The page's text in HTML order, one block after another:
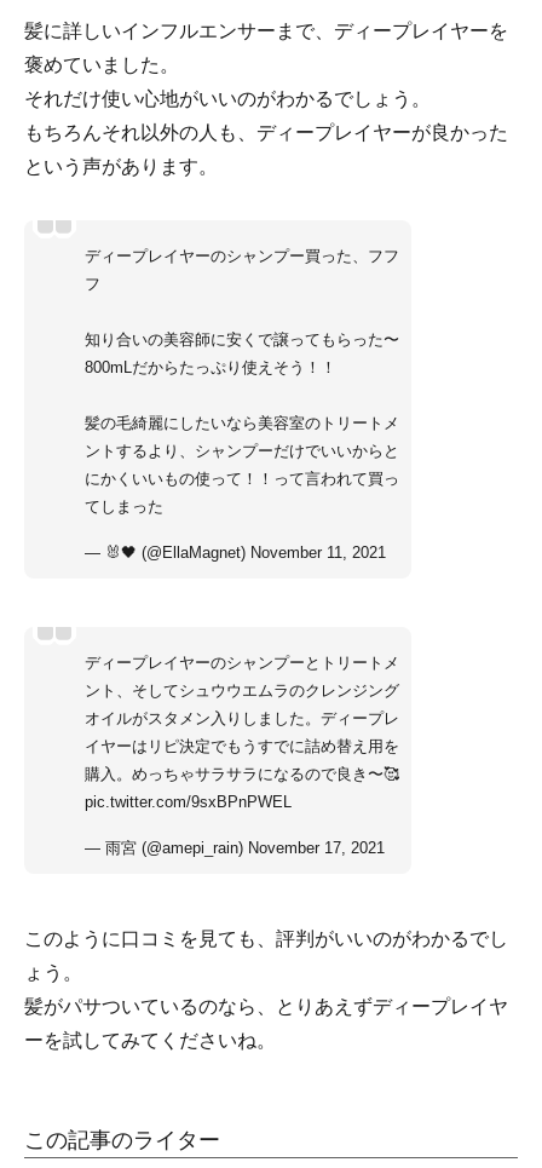
髪に詳しいインフルエンサーまで、ディープレイヤーを
褒めていました。
それだけ使い心地がいいのがわかるでしょう。
もちろんそれ以外の人も、ディープレイヤーが良かった
という声があります。
ディープレイヤーのシャンプー買った、フフ
フ
知り合いの美容師に安くで譲ってもらった〜
800mLだからたっぷり使えそう！！
髪の毛綺麗にしたいなら美容室のトリートメ
ントするより、シャンプーだけでいいからと
にかくいいもの使って！！って言われて買っ
てしまった
— 🐰🖤 (@EllaMagnet) November 11, 2021
ディープレイヤーのシャンプーとトリートメ
ント、そしてシュウウエムラのクレンジング
オイルがスタメン入りしました。ディープレ
イヤーはリピ決定でもうすでに詰め替え用を
購入。めっちゃサラサラになるので良き〜🥰
pic.twitter.com/9sxBPnPWEL
— 雨宮 (@amepi_rain) November 17, 2021
このように口コミを見ても、評判がいいのがわかるでし
ょう。
髪がパサついているのなら、とりあえずディープレイヤ
ーを試してみてくださいね。
この記事のライター